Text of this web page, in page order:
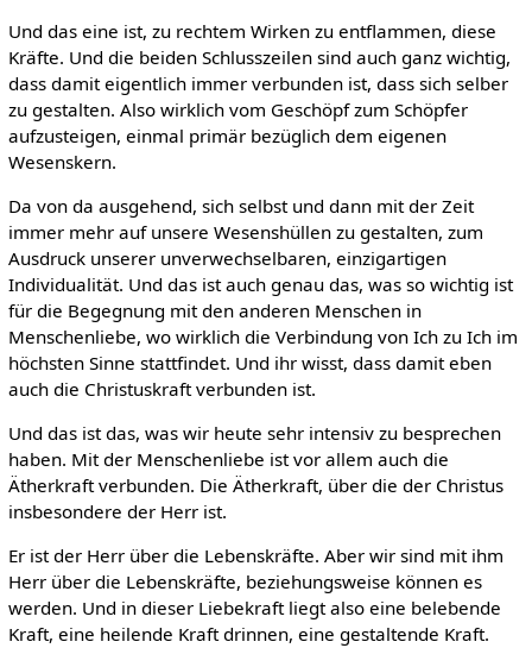
Und das eine ist, zu rechtem Wirken zu entflammen, diese
Kräfte. Und die beiden Schlusszeilen sind auch ganz wichtig,
dass damit eigentlich immer verbunden ist, dass sich selber
zu gestalten. Also wirklich vom Geschöpf zum Schöpfer
aufzusteigen, einmal primär bezüglich dem eigenen
Wesenskern.
Da von da ausgehend, sich selbst und dann mit der Zeit
immer mehr auf unsere Wesenshüllen zu gestalten, zum
Ausdruck unserer unverwechselbaren, einzigartigen
Individualität. Und das ist auch genau das, was so wichtig ist
für die Begegnung mit den anderen Menschen in
Menschenliebe, wo wirklich die Verbindung von Ich zu Ich im
höchsten Sinne stattfindet. Und ihr wisst, dass damit eben
auch die Christuskraft verbunden ist.
Und das ist das, was wir heute sehr intensiv zu besprechen
haben. Mit der Menschenliebe ist vor allem auch die
Ätherkraft verbunden. Die Ätherkraft, über die der Christus
insbesondere der Herr ist.
Er ist der Herr über die Lebenskräfte. Aber wir sind mit ihm
Herr über die Lebenskräfte, beziehungsweise können es
werden. Und in dieser Liebekraft liegt also eine belebende
Kraft, eine heilende Kraft drinnen, eine gestaltende Kraft.